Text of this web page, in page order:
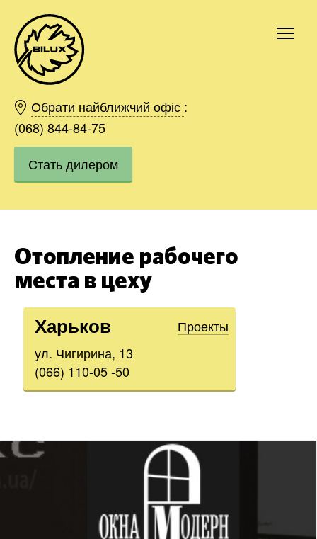
Обрати найближчий офіс :
(068) 844-84-75
Стать дилером
Отопление рабочего
места в цеху
Харьков
Проекты
ул. Чигирина, 13
(066) 110-05 -50
Киев
Харьков
Одесса
Днепр
Ивано-Франковск
Винница
Область
Заказать